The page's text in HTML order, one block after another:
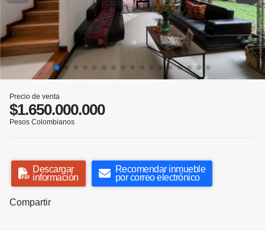
Precio de venta
$1.650.000.000
Pesos Colombianos
Descargar
información
Recomendar inmueble
por correo electrónico
Compartir